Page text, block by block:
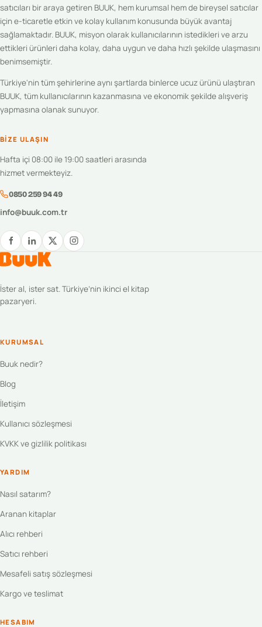
satıcıları bir araya getiren BUUK, hem kurumsal hem de bireysel satıcılar
için e-ticaretle etkin ve kolay kullanım konusunda büyük avantaj
sağlamaktadır. BUUK, misyon olarak kullanıcılarının istedikleri ve arzu
ettikleri ürünleri daha kolay, daha uygun ve daha hızlı şekilde ulaşmasını
benimsemiştir.
Türkiye'nin tüm şehirlerine aynı şartlarda binlerce ucuz ürünü ulaştıran
BUUK, tüm kullanıcılarının kazanmasına ve ekonomik şekilde alışveriş
yapmasına olanak sunuyor.
BIZE ULAŞIN
Hafta içi 08:00 ile 19:00 saatleri arasında
hizmet vermekteyiz.
0850 259 94 49
info@buuk.com.tr
İster al, ister sat. Türkiye’nin ikinci el kitap
pazaryeri.
KURUMSAL
Buuk nedir?
Blog
İletişim
Kullanıcı sözleşmesi
KVKK ve gizlilik politikası
YARDIM
Nasıl satarım?
Aranan kitaplar
Alıcı rehberi
Satıcı rehberi
Mesafeli satış sözleşmesi
Kargo ve teslimat
HESABIM